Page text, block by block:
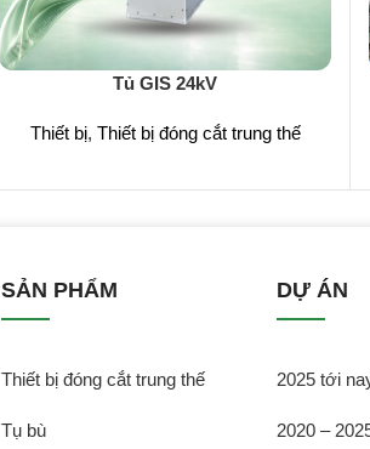
Tủ GIS 24kV
Thiết bị, Thiết bị đóng cắt trung thế
SẢN PHẨM
Thiết bị đóng cắt trung thế
Tụ bù
DỰ ÁN
2025 tới
2020 –